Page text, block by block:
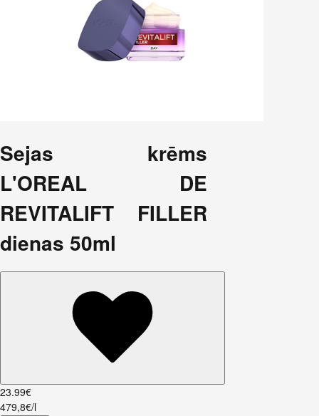
Sejas krēms
L'OREAL DE
REVITALIFT FILLER
dienas 50ml
23.99€
479,8€/l